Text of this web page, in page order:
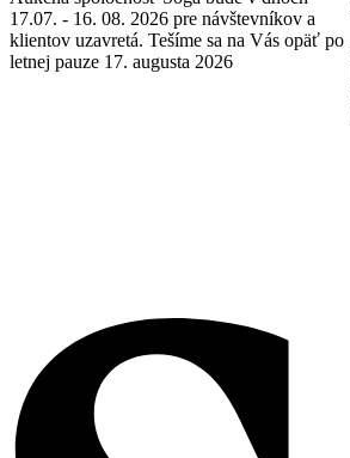
17.07. - 16. 08. 2026 pre návštevníkov a
klientov uzavretá. Tešíme sa na Vás opäť po
letnej pauze 17. augusta 2026